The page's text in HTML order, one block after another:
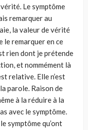
Le symptôme
remarquer au
la valeur de vérité
le remarquer en ce
rien dont je prétende
et nommément là
relative. Elle n’est
parole. Raison de
à la réduire à la
avec le symptôme.
symptôme qu’ont